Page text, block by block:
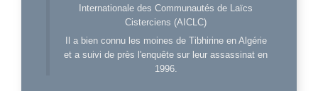
Internationale des Communautés de Laïcs
Cisterciens (AICLC)
Il a bien connu les moines de Tibhirine en Algérie
et a suivi de près l'enquête sur leur assassinat en
1996.